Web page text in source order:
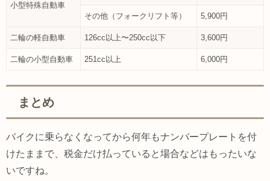
小型特殊自動車
その他（フォークリフト等） 5,900円
二輪の軽自動車 126cc以上〜250cc以下 3,600円
二輪の小型自動車 251cc以上 6,000円
まとめ
バイクに乗らなくなってから何年もナンバープレートを付
けたままで、税金だけ払っていると場合などはもったいな
いですね。